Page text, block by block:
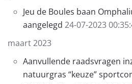
Jeu de Boules baan
aangelegd 24-07-2023
maart 2023
Aanvullende raadsvragen
natuurgras “keuze”